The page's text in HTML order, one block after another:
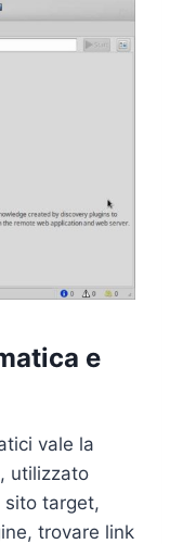
e
vale la
utilizzato
target,
trovare link